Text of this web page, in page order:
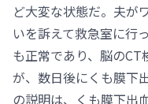
ど大変な状態だ。夫が
いを訴えて救急室に行
も正常であり、脳の
が、数日後にくも膜下
の説明は、くも膜下出